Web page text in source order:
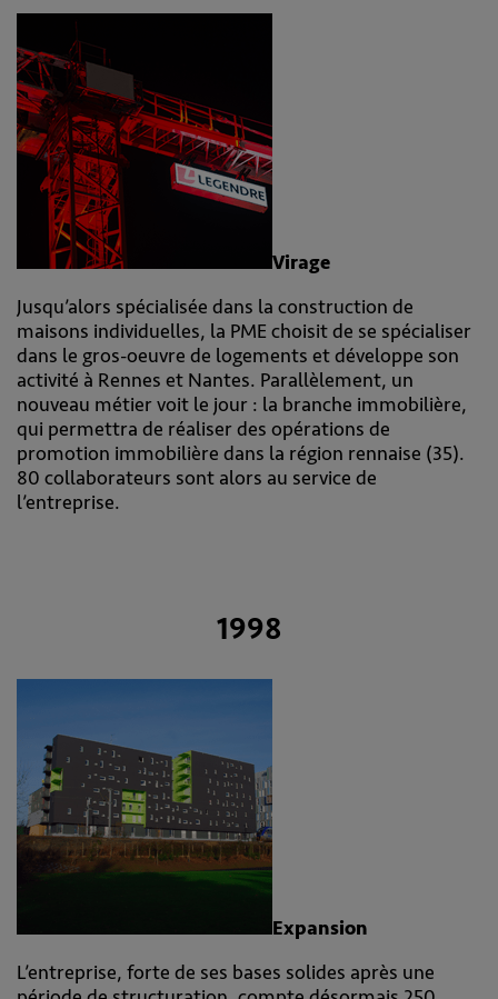
Virage
Jusqu’alors spécialisée dans la construction de
maisons individuelles, la PME choisit de se spécialiser
dans le gros-oeuvre de logements et développe son
activité à Rennes et Nantes. Parallèlement, un
nouveau métier voit le jour : la branche immobilière,
qui permettra de réaliser des opérations de
promotion immobilière dans la région rennaise (35).
80 collaborateurs sont alors au service de
l’entreprise.
1998
Expansion
L’entreprise, forte de ses bases solides après une